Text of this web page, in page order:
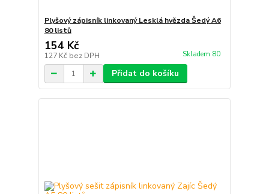
Plyšový zápisník linkovaný Lesklá hvězda Šedý A6
80 listů
154 Kč
127 Kč bez DPH Skladem 80
Přidat do košíku